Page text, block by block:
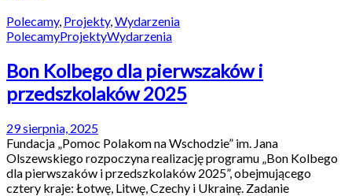
Polecamy, Projekty,Wydarzenia
PolecamyProjektyWydarzenia
Bon Kolbego dla pierwszaków i
przedszkolaków 2025
29 sierpnia, 2025
Fundacja „Pomoc Polakom na Wschodzie” im. Jana
Olszewskiego rozpoczyna realizację programu „Bon Kolbego
dla pierwszaków i przedszkolaków 2025”, obejmującego
cztery kraje: Łotwę, Litwę, Czechy i Ukrainę. Zadanie